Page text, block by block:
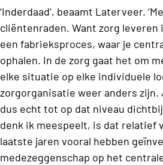
‘Inderdaad’, beaamt Laterveer.
cliëntenraden. Want zorg leveren
een fabrieksproces, waar je
ophalen. In de zorg gaat het om
elke situatie op elke individuele
zorgorganisatie weer anders
dus echt tot op dat niveau
denk ik meespeelt, is dat relatief
laatste jaren vooral hebben
medezeggenschap op het